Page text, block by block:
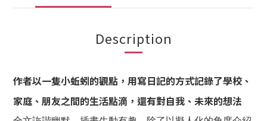
Description
作者以一隻小蚯蚓的觀點，用寫日記的方式記錄了學校、
家庭、朋友之間的生活點滴，還有對自我、未來的想法